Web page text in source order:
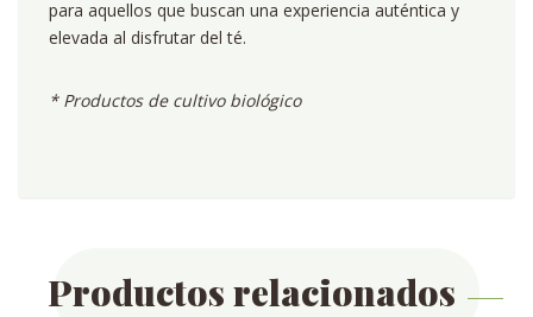
para aquellos que buscan una experiencia auténtica y
elevada al disfrutar del té.
* Productos de cultivo biológico
Productos relacionados